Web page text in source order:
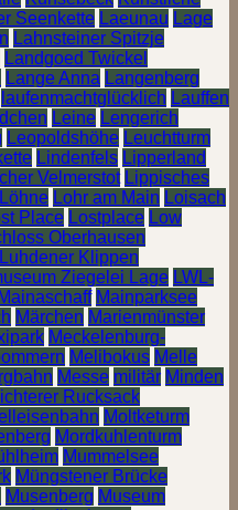
Seenkette Laeunau Lage
Lahnsteiner Spitzje
Landgoed Twickel
Lange Anna Langenberg
laufenmachtglücklich Lauffen
Leine Lengerich
Leopoldshöhe Leuchtturm
Lindenfels Lipperland
Velmerstot Lippisches
Löhne Lohr am Main Loisach
Place Lostplace Low
Oberhausen
Luhdener Klippen
Ziegelei Lage LWL-
Mainaschaff Mainparksee
Märchen Marienmünster
Meckelenburg-
Melibokus Melle
Messe militär Minden
Rucksack
Moltketurm
Mordkuhlenturm
Mummelsee
Müngstener Brücke
Musenberg Museum